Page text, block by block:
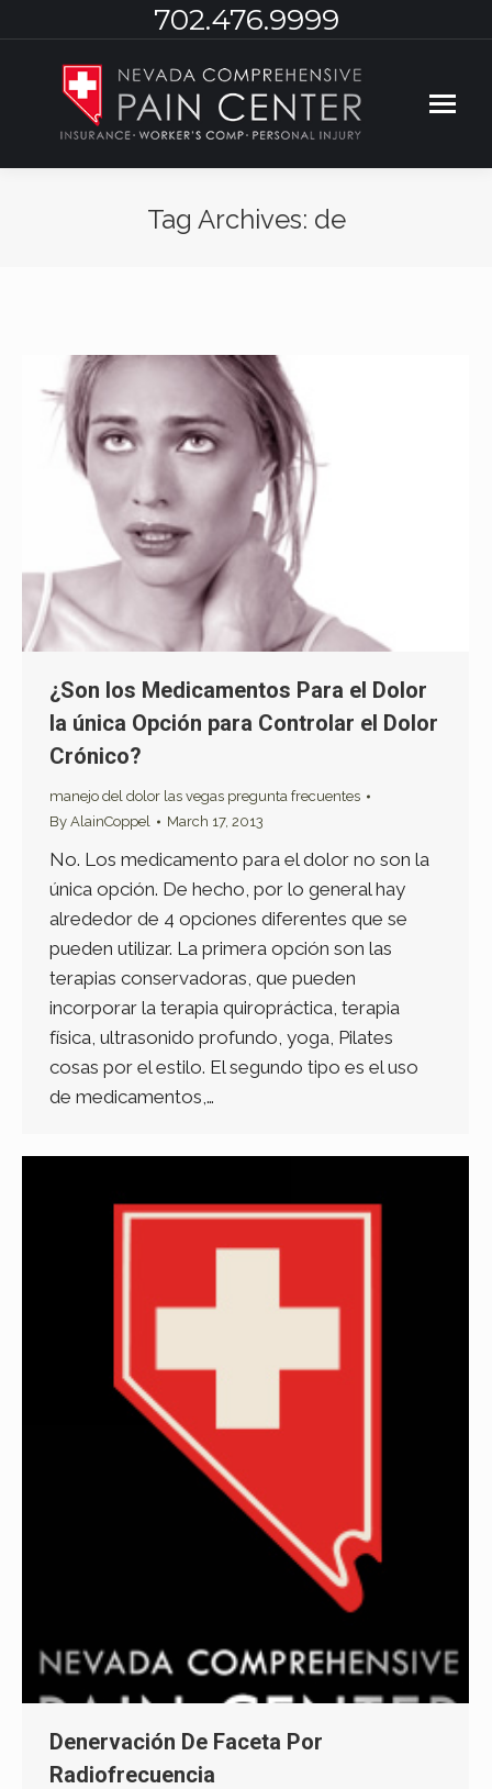
702.476.9999
Tag Archives: de
¿Son los Medicamentos Para el Dolor
la única Opción para Controlar el Dolor
Crónico?
manejo del dolor las vegas pregunta frecuentes
By AlainCoppel March 17, 2013
No. Los medicamento para el dolor no son la
única opción. De hecho, por lo general hay
alrededor de 4 opciones diferentes que se
pueden utilizar. La primera opción son las
terapias conservadoras, que pueden
incorporar la terapia quiropráctica, terapia
física, ultrasonido profundo, yoga, Pilates
cosas por el estilo. El segundo tipo es el uso
de medicamentos,…
Denervación De Faceta Por
Radiofrecuencia